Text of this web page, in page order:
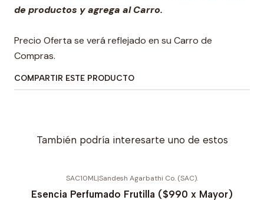
de productos y agrega al Carro.
Precio Oferta se verá reflejado en su Carro de
Compras.
COMPARTIR ESTE PRODUCTO
También podría interesarte uno de estos
SAC10ML|Sandesh Agarbathi Co. (SAC).
Esencia Perfumado Frutilla ($990 x Mayor)